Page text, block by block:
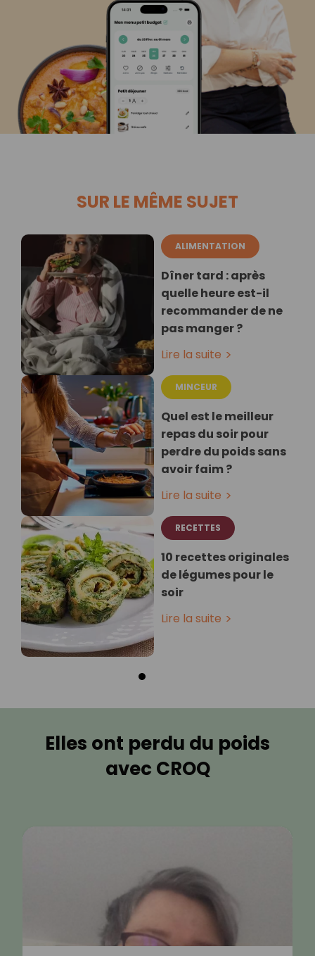
SUR LE MÊME SUJET
ALIMENTATION
Dîner tard : après
quelle heure est-il
recommander de ne
pas manger ?
Lire la suite
MINCEUR
Quel est le meilleur
repas du soir pour
perdre du poids sans
avoir faim ?
Lire la suite
RECETTES
10 recettes originales
de légumes pour le
soir
Lire la suite
Elles ont perdu du poids
avec CROQ